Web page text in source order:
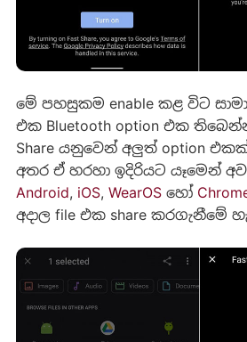
මේ පහසුකම enable කළ විට
එක Bluetooth option එක
Share යනුවෙන් අලුත් option
අතර ඒ හරහා ඉදිරියට යෑමෙන්
Android, iOS, WearOSහෝ
අදාල file එක share කරගැනීමේ